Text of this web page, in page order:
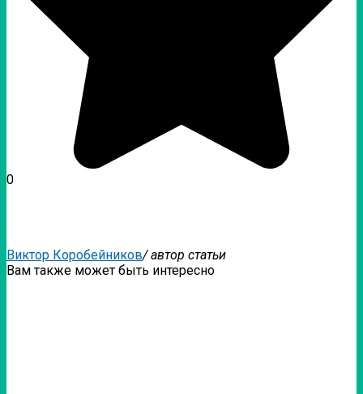
0
Виктор Коробейников/ автор статьи
Вам также может быть интересно